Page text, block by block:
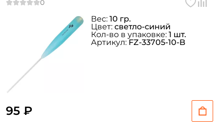
95 ₽
Вес: 10 гр.
Цвет: светло-синий
Кол-во в упаковке: 1 шт.
Артикул:FZ-33705-10-B